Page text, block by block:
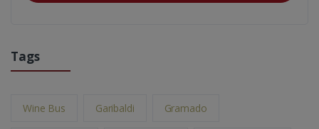
Tags
Wine Bus Garibaldi Gramado